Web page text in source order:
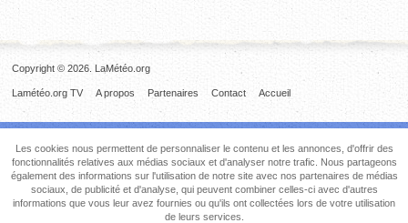
Copyright © 2026. LaMétéo.org
Accueil
Contact
Partenaires
A propos
Lamétéo.org TV
Les cookies nous permettent de personnaliser le contenu et les annonces, d'offrir des
fonctionnalités relatives aux médias sociaux et d'analyser notre trafic. Nous partageons
également des informations sur l'utilisation de notre site avec nos partenaires de médias
sociaux, de publicité et d'analyse, qui peuvent combiner celles-ci avec d'autres
informations que vous leur avez fournies ou qu'ils ont collectées lors de votre utilisation
de leurs services.